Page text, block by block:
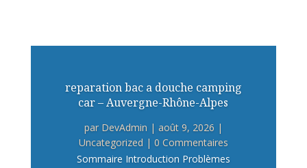
reparation bac a douche camping
car – Auvergne-Rhône-Alpes
par DevAdmin | août 9, 2026 |
Uncategorized | 0 Commentaires
Sommaire Introduction Problèmes